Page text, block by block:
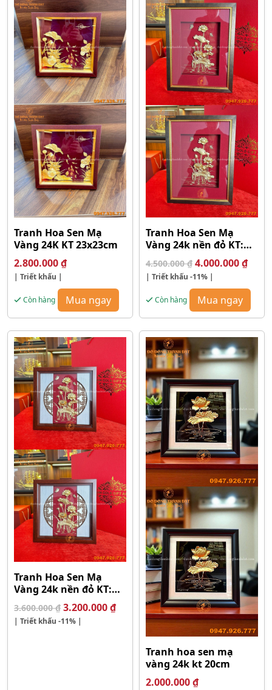
Tranh Hoa Sen Mạ
Vàng 24K KT 23x23cm
2.800.000₫
| Triết khấu |
Còn hàng Mua ngay
Tranh Hoa Sen Mạ
Vàng 24k nền đỏ KT:
4.500.000₫ Giá
gốc
là:
4.500.000 ₫.
4.000.000₫Giá
tại
| Triết khấu -11% |
Còn hàng Mua ngay
Tranh Hoa Sen Mạ
Vàng 24k nền đỏ KT:
3.600.000₫ Giá
gốc
3.200.000₫Giá
3.200.000 ₫.
| Triết khấu -11% |
Tranh hoa sen mạ
vàng 24k kt 20cm
2.000.000₫